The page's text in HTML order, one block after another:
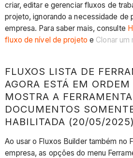
criar, editar e gerenciar fluxos de
projeto, ignorando a necessidade de
empresa. Para saber mais, consulte
fluxo de nível de projeto e Clonar
FLUXOS LISTA DE
AGORA ESTÁ EM
MOSTRA A
DOCUMENTOS
HABILITADA (20/05/2025)
Ao usar o Fluxos Builder também no
empresa, as opções do menu